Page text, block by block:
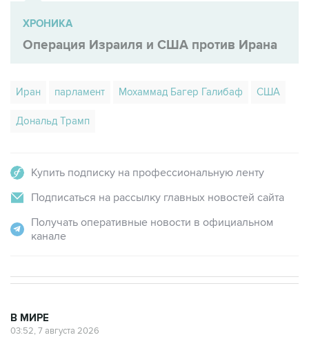
ХРОНИКА
Операция Израиля и США против Ирана
Иран парламент Мохаммад Багер Галибаф США
Дональд Трамп
Купить подписку на профессиональную ленту
Подписаться на рассылку главных новостей сайта
Получать оперативные новости в официальном
канале
В МИРЕ
03:52, 7 августа 2026